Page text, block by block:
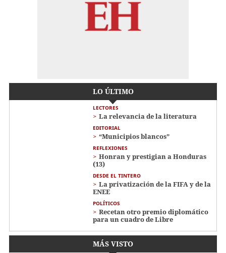
LO ÚLTIMO
LECTORES
La relevancia de la literatura
EDITORIAL
“Municipios blancos”
REFLEXIONES
Honran y prestigian a Honduras
(13)
DESDE EL TINTERO
La privatización de la FIFA y de la
ENEE
POLÍTICOS
Recetan otro premio diplomático
para un cuadro de Libre
MÁS VISTO